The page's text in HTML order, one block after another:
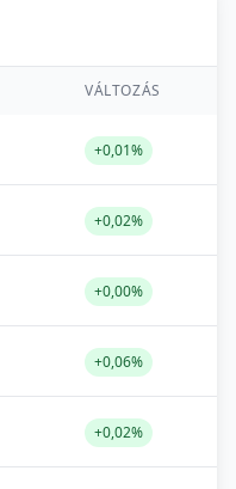
VÁLTOZÁS
+0,01%
+0,02%
+0,00%
+0,06%
+0,02%